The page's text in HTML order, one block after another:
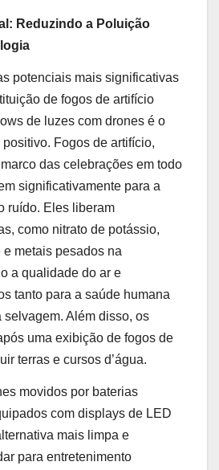
Reduzindo a Poluição
potenciais mais significativas
de fogos de artifício
de luzes com drones é o
Fogos de artifício,
das celebrações em todo
significativamente para a
ruído. Eles liberam
como nitrato de potássio,
metais pesados na
a qualidade do ar e
tanto para a saúde humana
selvagem. Além disso, os
uma exibição de fogos de
terras e cursos d’água.
movidos por baterias
com displays de LED
mais limpa e
para entretenimento